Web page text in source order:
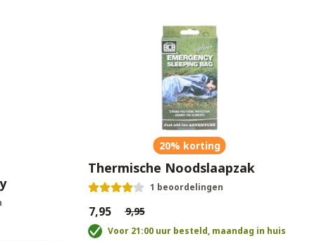
20% korting
Thermische Noodslaapzak
1 beoordelingen
€7,95 €9,95
Voor 21:00 uur besteld, maandag in huis